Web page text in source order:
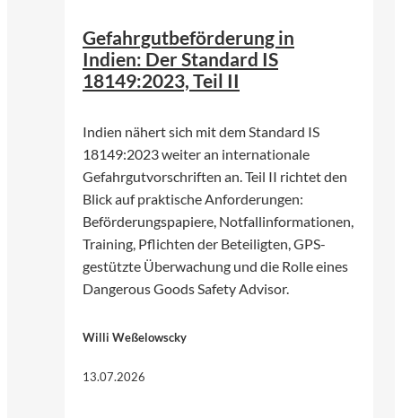
Gefahrgutbeförderung in
Indien: Der Standard IS
18149:2023, Teil II
Indien nähert sich mit dem Standard IS
18149:2023 weiter an internationale
Gefahrgutvorschriften an. Teil II richtet den
Blick auf praktische Anforderungen:
Beförderungspapiere, Notfallinformationen,
Training, Pflichten der Beteiligten, GPS-
gestützte Überwachung und die Rolle eines
Dangerous Goods Safety Advisor.
Willi Weßelowscky
13.07.2026